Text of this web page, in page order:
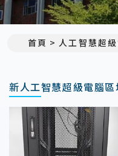
首頁 人工智慧超
新人工智慧超級電腦區